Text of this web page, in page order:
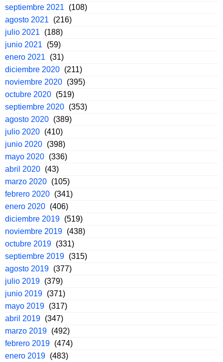
septiembre 2021
(108)
agosto 2021
(216)
julio 2021
(188)
junio 2021
(59)
enero 2021
(31)
diciembre 2020 (211)
noviembre 2020 (395)
octubre 2020 (519)
septiembre 2020 (353)
agosto 2020 (389)
julio 2020 (410)
junio 2020 (398)
mayo 2020 (336)
abril 2020 (43)
marzo 2020 (105)
febrero 2020 (341)
enero 2020 (406)
diciembre 2019 (519)
noviembre 2019 (438)
octubre 2019 (331)
septiembre 2019 (315)
agosto 2019 (377)
julio 2019 (379)
junio 2019 (371)
mayo 2019 (317)
abril 2019 (347)
marzo 2019 (492)
febrero 2019 (474)
enero 2019 (483)